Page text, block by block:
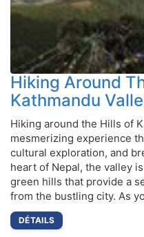
Hiking Around
Kathmandu
Hiking around the Hills of
mesmerizing experience
cultural exploration, and
heart of Nepal, the valley
green hills that provide a
from the bustling city. As
DÉTAILS